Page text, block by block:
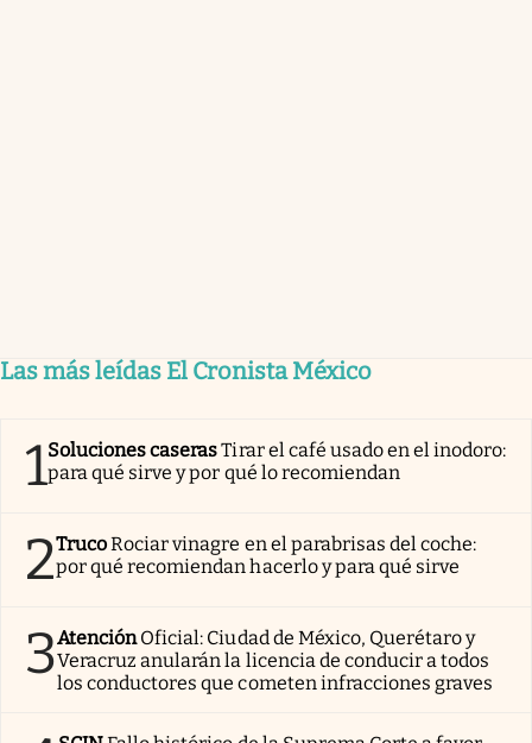
Las más leídas El Cronista México
1Soluciones caserasTirar el café usado en el inodoro:
para qué sirve y por qué lo recomiendan
2TrucoRociar vinagre en el parabrisas del coche:
por qué recomiendan hacerlo y para qué sirve
3AtenciónOficial: Ciudad de México, Querétaro y
Veracruz anularán la licencia de conducir a todos
los conductores que cometen infracciones graves